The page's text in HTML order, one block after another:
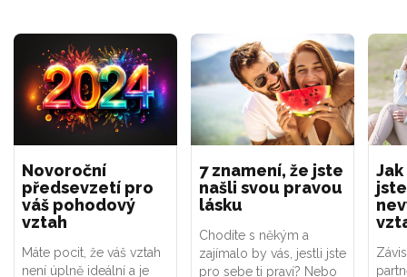
Novoroční
předsevzetí pro
váš pohodový
vztah
Máte pocit, že váš vztah
není úplně ideální a je
7 znamení, že jste
našli svou pravou
lásku
Chodíte s někým a
zajímalo by vás, jestli jste
pro sebe ti praví? Nebo